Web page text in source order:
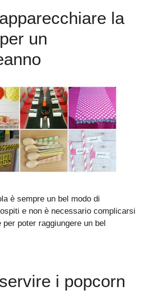
la
un
è sempre un bel modo di
e non è necessario complicarsi
poter raggiungere un bel
i popcorn